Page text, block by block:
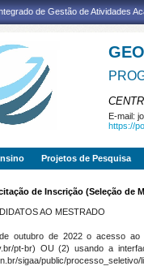
de Gestão de Atividades
E-mail:
https://
Projetos de Pesquisa
de Inscrição (Seleção de
AO MESTRADO
outubro de 2022 o acesso ao
pt-br) OU (2) usando a
sigaa/public/